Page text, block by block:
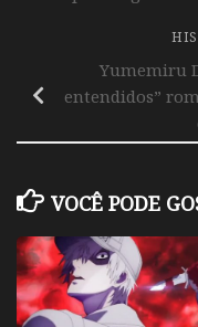
Yumemiru
entendidos”
VOCÊ PODE